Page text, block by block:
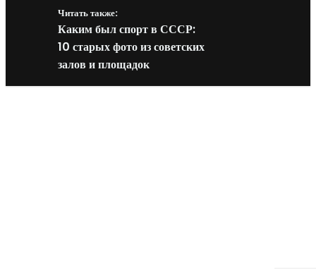
Читать также:
Каким был спорт в СССР:
10 старых фото из советских
залов и площадок